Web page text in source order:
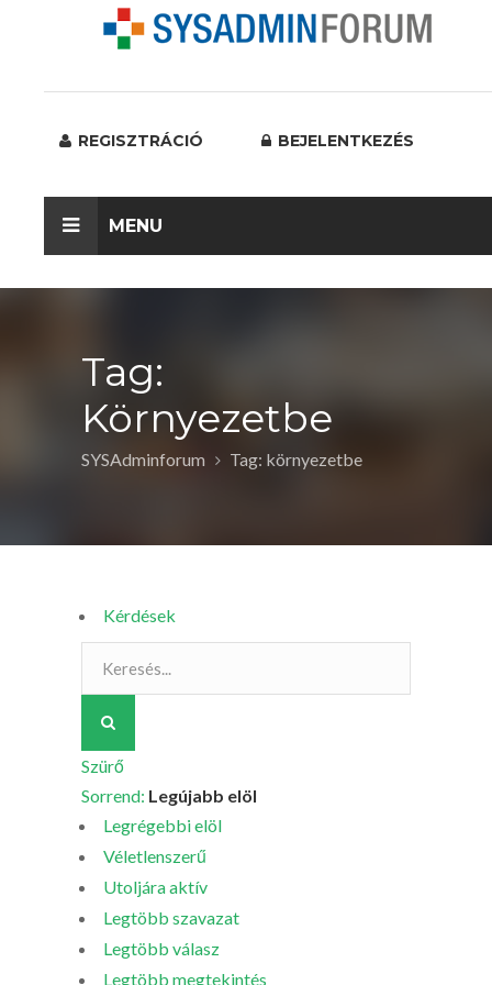
REGISZTRÁCIÓ BEJELENTKEZÉS
MENU
Tag:
Környezetbe
SYSAdminforum Tag: környezetbe
Kérdések
Szürő
Sorrend: Legújabb elöl
Legrégebbi elöl
Véletlenszerű
Utoljára aktív
Legtöbb szavazat
Legtöbb válasz
Legtöbb megtekintés